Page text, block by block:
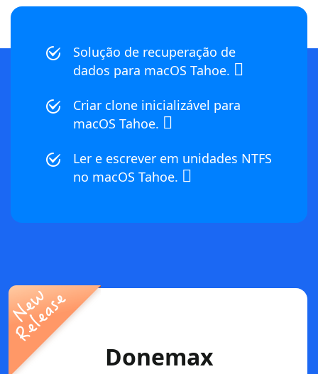
Solução de recuperação de
dados para macOS Tahoe.
Criar clone inicializável para
macOS Tahoe.
Ler e escrever em unidades NTFS
no macOS Tahoe.
Donemax